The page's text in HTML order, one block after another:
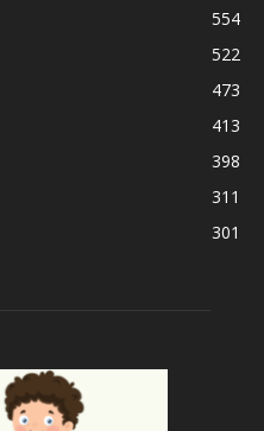
554
522
473
413
398
311
301